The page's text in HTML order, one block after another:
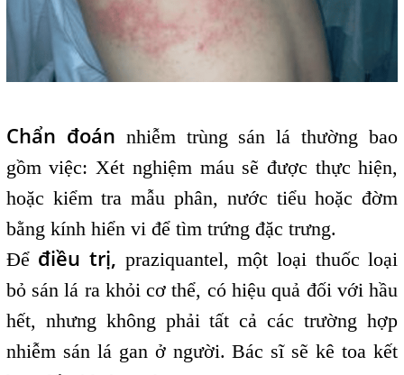
Chẩn đoán nhiễm trùng sán lá thường bao
gồm việc: Xét nghiệm máu sẽ được thực hiện,
hoặc kiểm tra mẫu phân, nước tiểu hoặc đờm
bằng kính hiển vi để tìm trứng đặc trưng.
Để điều trị, praziquantel, một loại thuốc loại
bỏ sán lá ra khỏi cơ thể, có hiệu quả đối với hầu
hết, nhưng không phải tất cả các trường hợp
nhiễm sán lá gan ở người. Bác sĩ sẽ kê toa kết